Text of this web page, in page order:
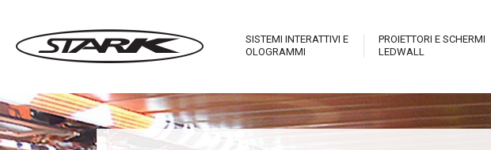
SISTEMI INTERATTIVI E
OLOGRAMMI
PROIETTORI E SCHERMI
LEDWALL